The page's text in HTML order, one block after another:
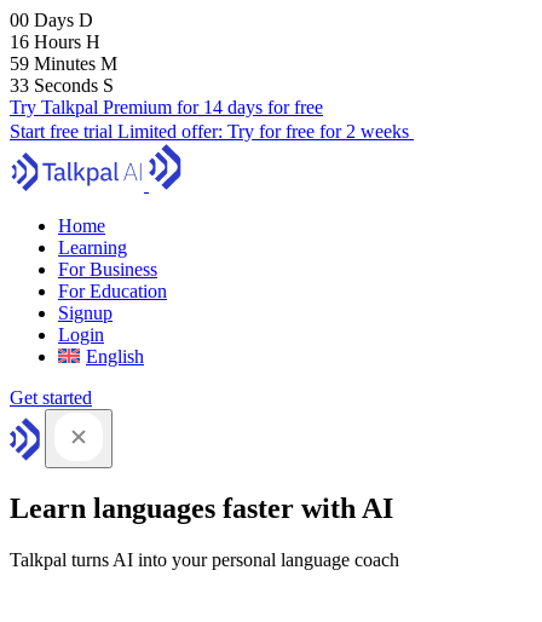
00 Days D
16 Hours H
59 Minutes M
32 Seconds S
Try Talkpal Premium for 14 days for free
Start free trial Limited offer: Try for free for 2 weeks
Home
Learning
For Business
For Education
Signup
Login
English
Get started
Learn languages faster with AI
Talkpal turns AI into your personal language coach